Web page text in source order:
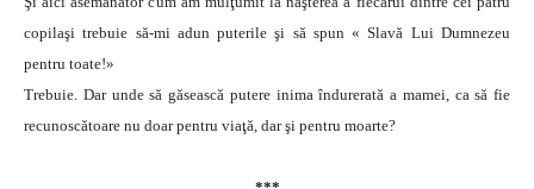
copilaşi trebuie să-mi adun puterile şi să spun « Slavă Lui Dumnezeu
pentru toate!»
Trebuie. Dar unde să găsească putere inima îndurerată a mamei, ca să fie
recunoscătoare nu doar pentru viaţă, dar şi pentru moarte?